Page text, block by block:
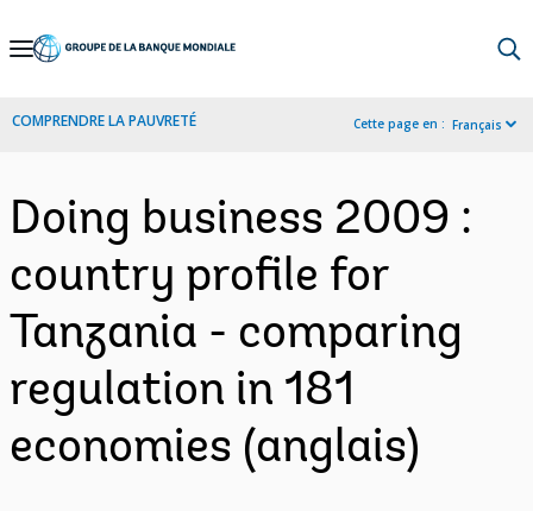
Skip
Navigation
COMPRENDRE LA PAUVRETÉ Cette page en : Français
Doing business 2009 :
country profile for
Tanzania - comparing
regulation in 181
economies (anglais)